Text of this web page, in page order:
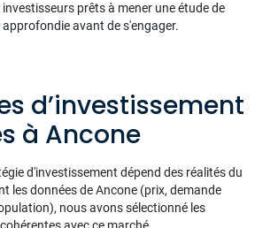
prêts à mener une étude de
avant de s'engager.
d’investissement
à Ancone
d'investissement dépend des réalités du
les données de Ancone (prix, demande
nous avons sélectionné les